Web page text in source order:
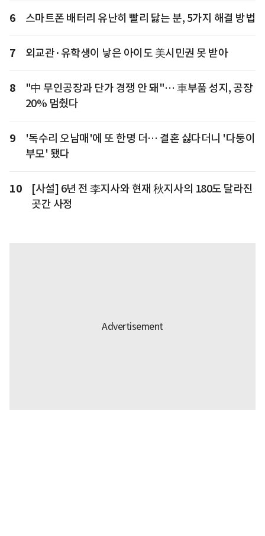
6 스마트폰 배터리 유난히 빨리 닳는 분, 5가지 해결 방법
7 외교관·유학생이 낳은 아이도 美시민권 못 받아
8
"中 무인공장과 단가 경쟁 안 돼"… 車부품 성지, 공장
20% 멈췄다
9
'독수리 오남매'에 또 한명 더… 결혼 싫다더니 '다둥이
부모' 됐다
10
[사설] 6년 전 李지사와 현재 秋지사의 180도 달라진
곳간 사정